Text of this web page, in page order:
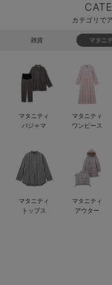
ベビー セットアップ
ベビー帽子（新生児・乳児）
新生児スリーパー・ベビーパジャマ
ベビー 小物
授乳・調乳・お食事
赤ちゃん 洗剤・洗濯用品・お掃除
赤ちゃん お風呂・ベビースキンケア
おむつ関連グッズ
ブラトップ
快適機能ウェア特集 トップス
快適機能ウェア特集 ボトムス
快適機能ウェア特集 パジャマ
安心の日本製。先輩ママが買ってよかった！本当に必要な
ハレの日に着るANGELIEBEのセレモ
買って正解！高評価レビューアイテム
カテゴリで
雑貨 マタニ
マタニティ
パジャマ
マタニティ
ワンピース
マタニティ
トップス
マタニティ
アウター